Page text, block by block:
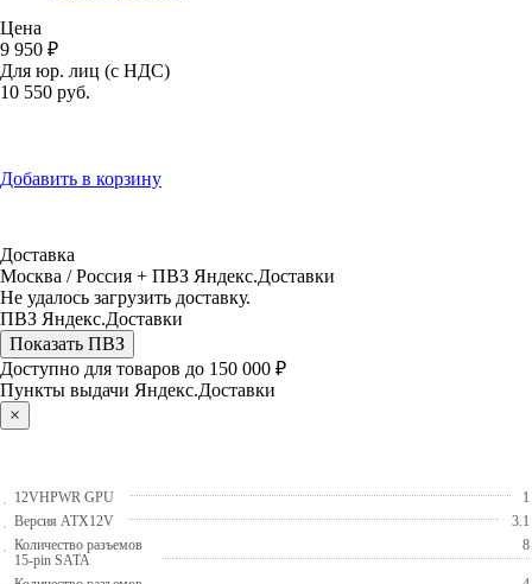
Цена
9 950 ₽
Для юр. лиц (с НДС)
10 550 руб.
Добавить в корзину
Доставка
Москва / Россия + ПВЗ Яндекс.Доставки
Не удалось загрузить доставку.
ПВЗ Яндекс.Доставки
Показать ПВЗ
Доступно для товаров до 150 000 ₽
Пункты выдачи Яндекс.Доставки
×
12VHPWR GPU
1
Версия ATX12V
3.1
Количество разъемов
15-pin SATA
8